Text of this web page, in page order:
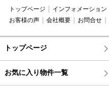
トップページ インフォメーション
お客様の声
会社概要 お問合せ
トップページ
お気に入り物件一覧